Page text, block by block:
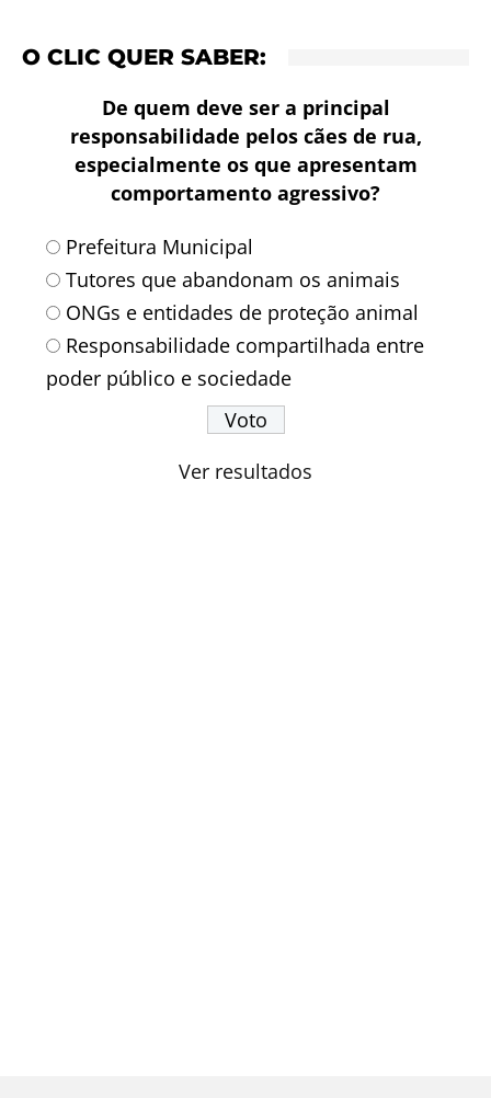
O CLIC QUER SABER:
De quem deve ser a principal
responsabilidade pelos cães de rua,
especialmente os que apresentam
comportamento agressivo?
Prefeitura Municipal
Tutores que abandonam os animais
ONGs e entidades de proteção animal
Responsabilidade compartilhada entre
poder público e sociedade
Ver resultados